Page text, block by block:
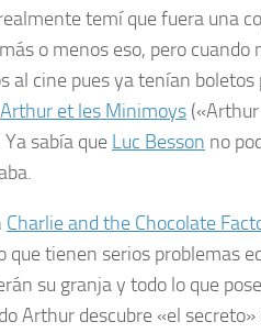
temí que fuera una
o menos eso, pero cuando
al cine pues ya tenían boletos
Arthur et les Minimoys
sabía que Luc Besson no
Charlie and the Chocolate
que tienen serios problemas
su granja y todo lo que
Arthur descubre «el secreto»